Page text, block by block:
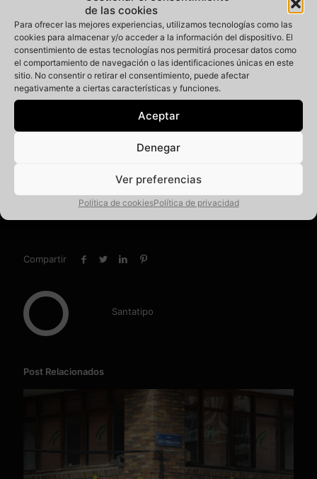
de las cookies
Para ofrecer las mejores experiencias, utilizamos tecnologías como las
cookies para almacenar y/o acceder a la información del dispositivo. El
consentimiento de estas tecnologías nos permitirá procesar datos como
el comportamiento de navegación o las identificaciones únicas en este
sitio. No consentir o retirar el consentimiento, puede afectar
negativamente a ciertas características y funciones.
Aceptar
Denegar
Ver preferencias
Política de cookiesPolítica de privacidad
«Tony» y 33/45
julio 4, 2025
En «Memoria de lo
cotidiano»
HornoPan y Ocean
enero 15, 2023
En «Rescatados»
febrero 21, 2023
Compartir
Santatipo
Post Relacionados